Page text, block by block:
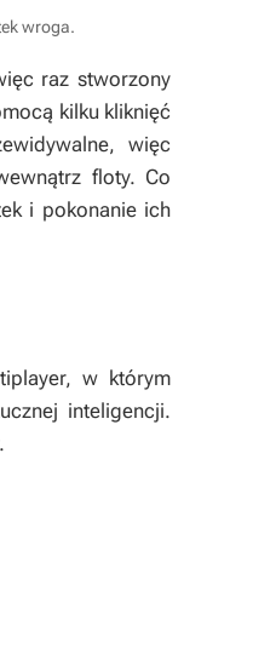
wroga.
raz stworzony
kilku kliknięć
więc
floty. Co
i pokonanie ich
w którym
inteligencji.